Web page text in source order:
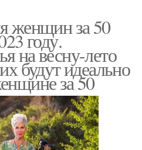
женщин за 50
году.
на весну-лето
будут идеально
за 50